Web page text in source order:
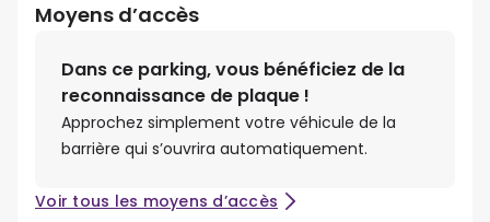
Moyens d’accès
Dans ce parking, vous bénéficiez de la
reconnaissance de plaque !
Approchez simplement votre véhicule de la
barrière qui s’ouvrira automatiquement.
Voir tous les moyens d’accès